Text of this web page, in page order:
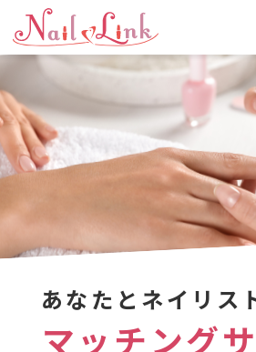
あなたとネイリス
マッチング